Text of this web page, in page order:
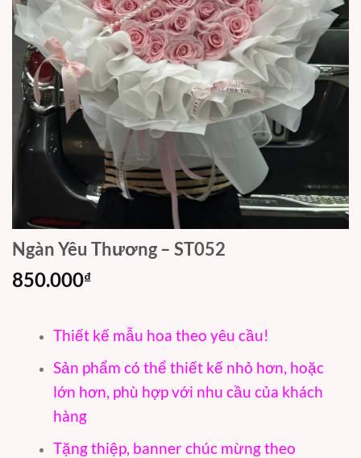
Ngàn Yêu Thương – ST052
850.000₫
Thiết kế mẫu hoa theo yêu cầu!
Sản phẩm có thể thiết kế nhỏ hơn, hoặc
lớn hơn, phù hợp với nhu cầu của khách
hàng
Tặng thiệp, banner chúc mừng theo